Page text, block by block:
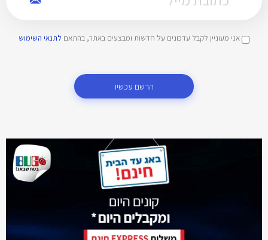
אני מעוניין לקבל עדכונים על חדשות ומבצעים באתר, בהתאם לתנאי השימוש
הרשם עכשיו